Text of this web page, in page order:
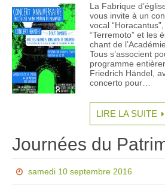
La Fabrique
vous invite à un
vocal
“Terremoto” et les
chant de
Tous s’associent
programme
Friedrich Händel,
concerto pour…
LIRE LA SUITE
Journées du
samedi 10 septembre 2016